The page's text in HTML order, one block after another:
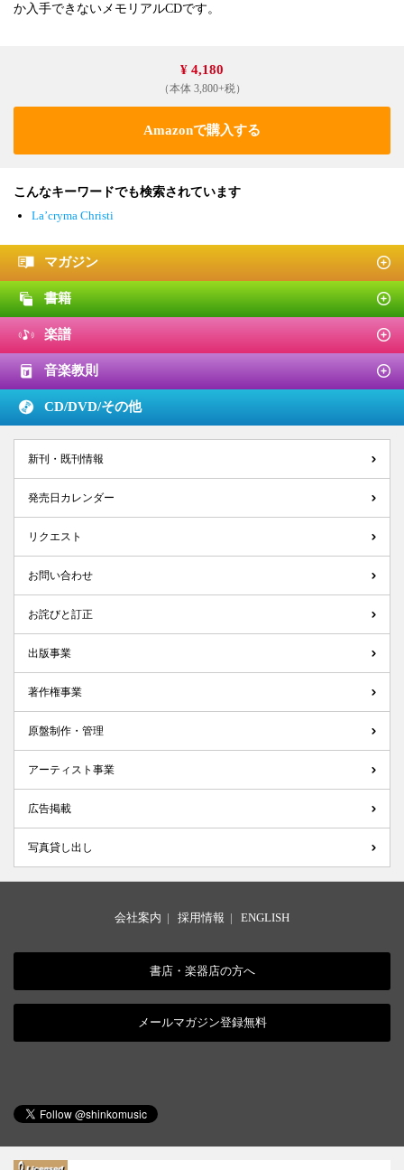
か入手できないメモリアルCDです。
¥ 4,180
（本体 3,800+税）
Amazonで購入する
こんなキーワードでも検索されています
La’cryma Christi
マガジン
書籍
楽譜
音楽教則
CD/DVD/その他
新刊・既刊情報
発売日カレンダー
リクエスト
お問い合わせ
お詫びと訂正
出版事業
著作権事業
原盤制作・管理
アーティスト事業
広告掲載
写真貸し出し
会社案内 | 採用情報 | ENGLISH
書店・楽器店の方へ
メールマガジン登録無料